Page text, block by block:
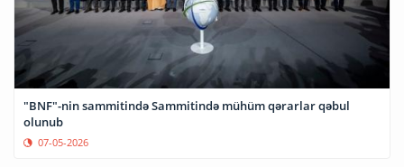
"BNF"-nin sammitində Sammitində mühüm qərarlar qəbul
olunub
07-05-2026